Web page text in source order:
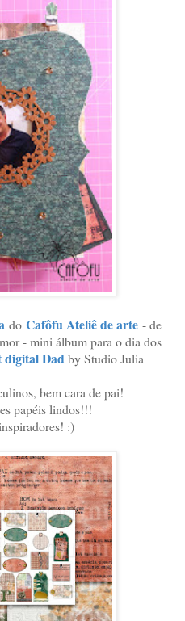
do Cafôfu Ateliê de arte - de
- mini álbum para o dia dos
digital Dadby Studio Julia
bem cara de pai!
papéis lindos!!!
:)